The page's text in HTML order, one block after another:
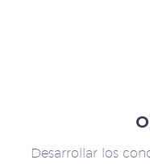
Desarrollar los